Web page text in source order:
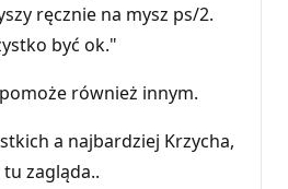
ręcznie na mysz ps/2.
być ok."
również innym.
a najbardziej Krzycha,
zagląda..